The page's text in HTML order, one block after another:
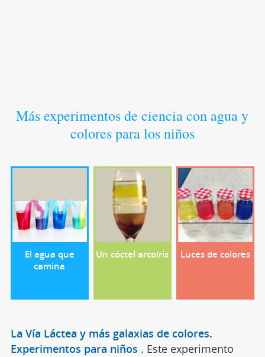
Más experimentos de ciencia con agua y
colores para los niños
El agua que
camina
Un cóctel arcoíris Luces de colores
La Vía Láctea y más galaxias de colores.
Experimentos para niños . Este experimento